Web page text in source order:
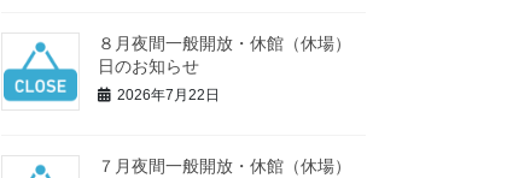
８月夜間一般開放・休館（休場）
日のお知らせ
2026年7月22日
７月夜間一般開放・休館（休場）